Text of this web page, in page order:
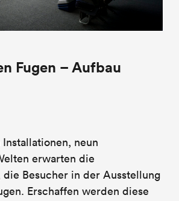
Fugen – Aufbau
Installationen, neun
erwarten die
die Besucher in der Ausstellung
Erschaffen werden diese